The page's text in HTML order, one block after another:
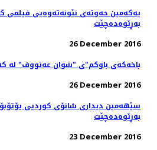
یەکەمین حەوتەی نێونەتەوەیی فیلمی
بەڕێوەدەچێت
26 December 2016
"باخەکەی باوکم"ی "شوان عەتووف" لە
26 December 2016
سێهەمین دیداری شانۆی کوردیی
به‌ڕێوه‌ده‌چێت
23 December 2016